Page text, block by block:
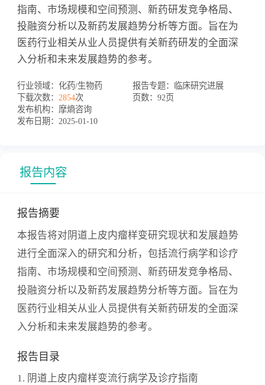
指南、市场规模和空间预测、新药研发竞争格局、
投融资分析以及新药发展趋势分析等方面。旨在为
医药行业相关从业人员提供有关新药研发的全面深
入分析和未来发展趋势的参考。
行业领域： 化药/生物药 报告专题： 临床研究进展
下载次数： 2854次 页数： 92页
发布机构： 摩熵咨询
发布日期： 2025-01-10
报告内容
报告摘要
本报告将对阴道上皮内瘤样变研究现状和发展趋势
进行全面深入的研究和分析，包括流行病学和诊疗
指南、市场规模和空间预测、新药研发竞争格局、
投融资分析以及新药发展趋势分析等方面。旨在为
医药行业相关从业人员提供有关新药研发的全面深
入分析和未来发展趋势的参考。
报告目录
1. 阴道上皮内瘤样变流行病学及诊疗指南